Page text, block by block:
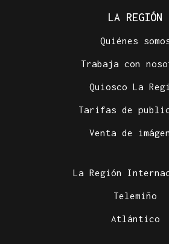
LA REGIÓN
Quiénes
Trabaja con
Quiosco La
Tarifas de
Venta de
La Región
Telemiño
Atlántico